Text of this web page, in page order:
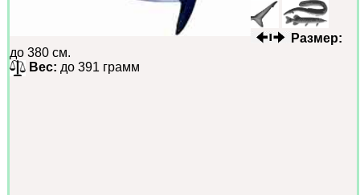
Размер:
до 380 см.
Вес: до 391 грамм